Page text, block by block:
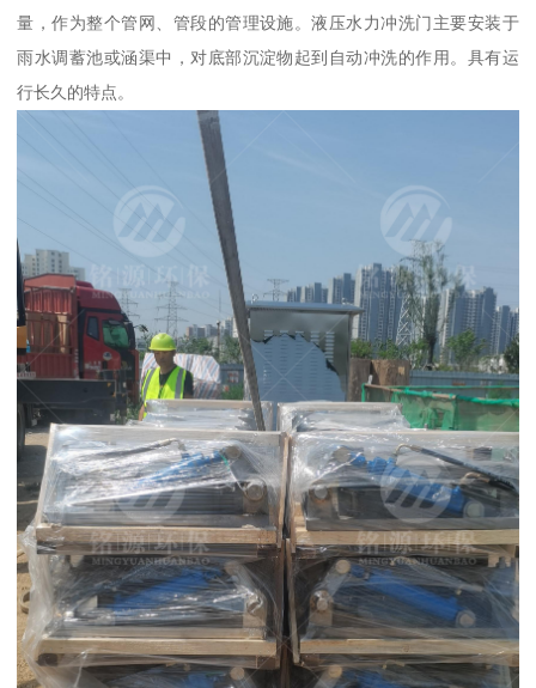
量，作为整个管网、管段的管理设施。液压水力冲洗门主要安装于
雨水调蓄池或涵渠中，对底部沉淀物起到自动冲洗的作用。具有运
行长久的特点。